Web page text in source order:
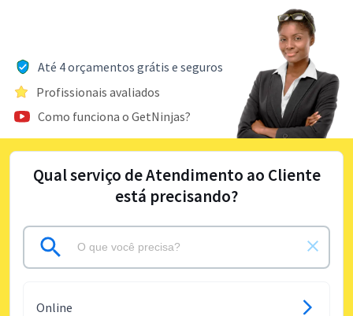
Até 4 orçamentos grátis e seguros
Profissionais avaliados
Como funciona o GetNinjas?
Qual serviço de Atendimento ao Cliente
está precisando?
Online